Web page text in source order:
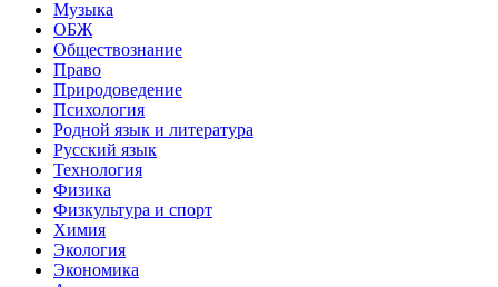
Музыка
ОБЖ
Обществознание
Право
Природоведение
Психология
Родной язык и литература
Русский язык
Технология
Физика
Физкультура и спорт
Химия
Экология
Экономика